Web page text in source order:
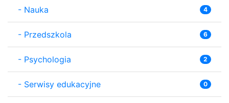
- Nauka 4
- Przedszkola 6
- Psychologia 2
- Serwisy edukacyjne 0